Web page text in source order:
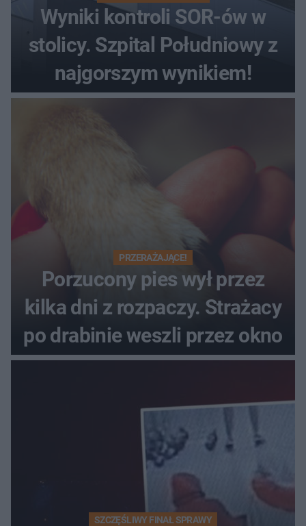
Wyniki kontroli SOR-ów w
stolicy. Szpital Południowy z
najgorszym wynikiem!
PRZERAŻAJĄCE!
Porzucony pies wył przez
kilka dni z rozpaczy. Strażacy
po drabinie weszli przez okno
SZCZĘŚLIWY FINAŁ SPRAWY